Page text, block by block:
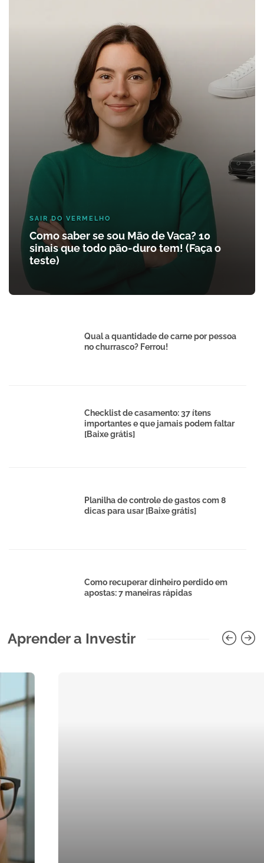
SAIR DO VERMELHO
Como saber se sou Mão de Vaca? 10
sinais que todo pão-duro tem! (Faça o
teste)
Qual a quantidade de carne por pessoa
no churrasco? Ferrou!
Checklist de casamento: 37 ítens
importantes e que jamais podem faltar
[Baixe grátis]
Planilha de controle de gastos com 8
dicas para usar [Baixe grátis]
Como recuperar dinheiro perdido em
apostas: 7 maneiras rápidas
Aprender a Investir